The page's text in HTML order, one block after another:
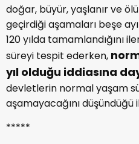
doğar, büyür, yaşlanır ve
geçirdiği aşamaları beşe
120 yılda tamamlandığını
süreyi tespit ederken,
yıl olduğu iddiasına
devletlerin normal yaşam
aşamayacağını düşündüğü
*****